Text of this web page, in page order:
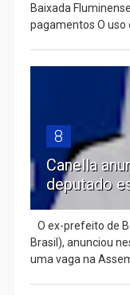
Baixada
pagamentos O uso
8
Canella
deputado
O ex-prefeito de
Brasil), anunciou
uma vaga na